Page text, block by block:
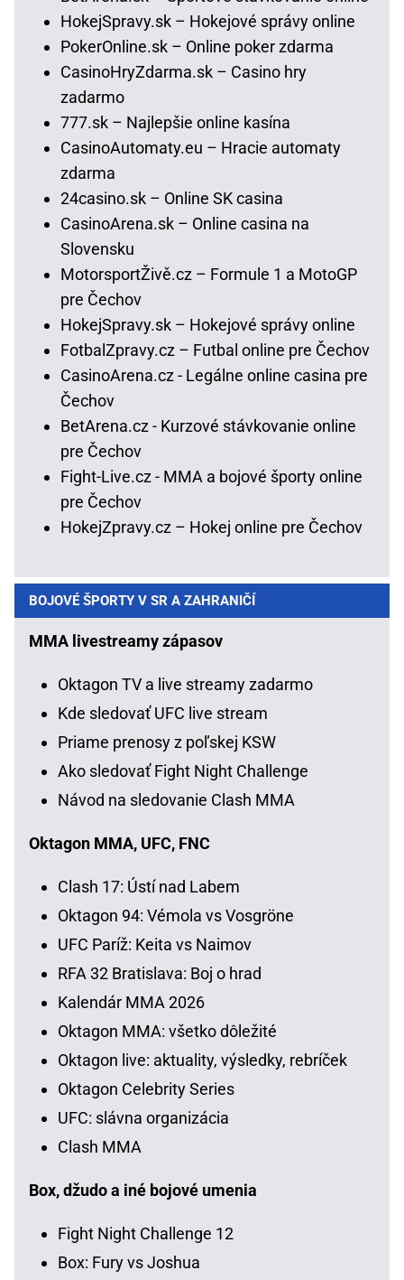
HokejSpravy.sk – Hokejové správy online
PokerOnline.sk – Online poker zdarma
CasinoHryZdarma.sk – Casino hry
zadarmo
777.sk – Najlepšie online kasína
CasinoAutomaty.eu – Hracie automaty
zdarma
24casino.sk – Online SK casina
CasinoArena.sk – Online casina na
Slovensku
MotorsportŽivě.cz – Formule 1 a MotoGP
pre Čechov
HokejSpravy.sk – Hokejové správy online
FotbalZpravy.cz – Futbal online pre Čechov
CasinoArena.cz - Legálne online casina pre
Čechov
BetArena.cz - Kurzové stávkovanie online
pre Čechov
Fight-Live.cz - MMA a bojové športy online
pre Čechov
HokejZpravy.cz – Hokej online pre Čechov
BOJOVÉ ŠPORTY V SR A ZAHRANIČÍ
MMA livestreamy zápasov
Oktagon TV a live streamy zadarmo
Kde sledovať UFC live stream
Priame prenosy z poľskej KSW
Ako sledovať Fight Night Challenge
Návod na sledovanie Clash MMA
Oktagon MMA, UFC, FNC
Clash 17: Ústí nad Labem
Oktagon 94: Vémola vs Vosgröne
UFC Paríž: Keita vs Naimov
RFA 32 Bratislava: Boj o hrad
Kalendár MMA 2026
Oktagon MMA: všetko dôležité
Oktagon live: aktuality, výsledky, rebríček
Oktagon Celebrity Series
UFC: slávna organizácia
Clash MMA
Box, džudo a iné bojové umenia
Fight Night Challenge 12
Box: Fury vs Joshua